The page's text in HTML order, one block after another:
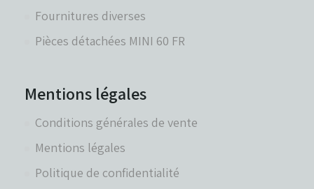
Fournitures diverses
Pièces détachées MINI 60 FR
Mentions légales
Conditions générales de vente
Mentions légales
Politique de confidentialité